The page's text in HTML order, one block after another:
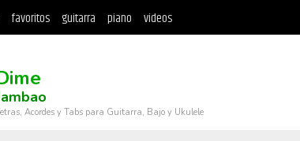
favoritos guitarra piano videos
Acordes y Tabs para Guitarra, Bajo y Ukulele